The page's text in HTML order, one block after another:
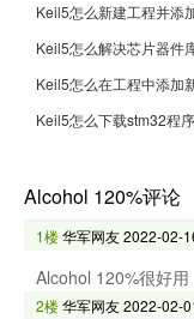
Keil5怎么解决芯片器件
Keil5怎么下载stm32程
Alcohol 120%评论
1楼华军网友2022-02-
Alcohol 120%很好用
2楼华军网友2022-02-